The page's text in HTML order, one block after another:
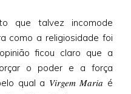
que talvez incomode
como a religiosidade foi
ficou claro que a
o poder e a força
qual a Virgem Maria é